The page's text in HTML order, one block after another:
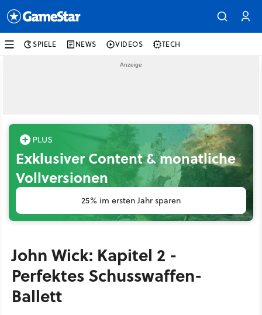
SPIELE NEWS VIDEOS TECH
Exklusiver Content & monatliche
Vollversionen
25% im ersten Jahr sparen
John Wick: Kapitel 2 -
Perfektes Schusswaffen-
Ballett